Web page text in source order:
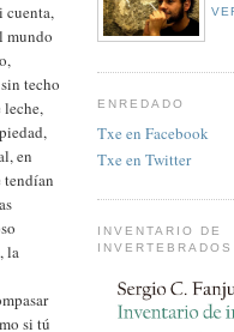
cuenta,
mundo
techo
leche,
en
tendían
la
si tú
ENREDADO
Txe en Facebook
Txe en Twitter
INVENTARIO DE
INVERTEBRADOS